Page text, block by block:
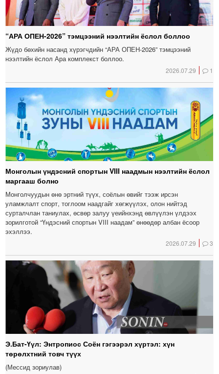
“АРА ОПЕН-2026” тэмцээний нээлтийн ёслол боллоо
Жүдо бөхийн насанд хүрэгчдийн “АРА ОПЕН-2026” тэмцээний
нээлтийн ёслол Ара комплекст боллоо.
2026.07.29 1
Монголын үндэсний спортын VIII наадмын нээлтийн ёслол
маргааш болно
Монголчуудын өнө эртний түүх, соёлын өвийг тээж ирсэн
уламжлалт спорт, тоглоом наадгайг хөгжүүлэх, олон нийтэд
сурталчлан таниулах, өсвөр залуу үеийнхэнд өвлүүлэн үлдээх
зорилготой “Үндэсний спортын VIII наадам” өнөөдөр албан ёсоор
эхэллээ.
2026.07.29 3
Э.Бат-Үүл: Энтропиос Соён гэгээрэл хүртэл: хүн
төрөлхтний товч түүх
(Мессид зориулав)